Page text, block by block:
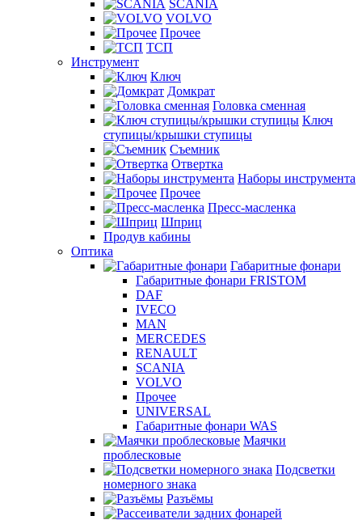
SCANIA
VOLVO
Прочее
ТСП
Инструмент
Ключ
Домкрат
Головка сменная
Ключ
ступицы/крышки ступицы
Съемник
Отвертка
Наборы инструмента
Прочее
Пресс-масленка
Шприц
Продув кабины
Оптика
Габаритные фонари
Габаритные фонари FRISTOM
DAF
IVECO
MAN
MERCEDES
RENAULT
SCANIA
VOLVO
Прочее
UNIVERSAL
Габаритные фонари WAS
Маячки
проблесковые
Подсветки
номерного знака
Разъёмы